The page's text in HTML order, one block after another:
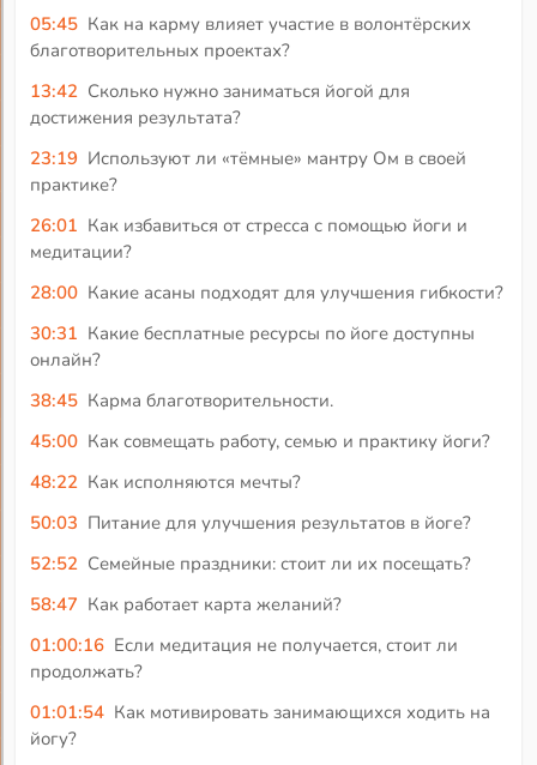
05:45 Как на карму влияет участие в волонтёрских
благотворительных проектах?
13:42 Сколько нужно заниматься йогой для
достижения результата?
23:19 Используют ли «тёмные» мантру Ом в своей
практике?
26:01 Как избавиться от стресса с помощью йоги и
медитации?
28:00 Какие асаны подходят для улучшения гибкости?
30:31 Какие бесплатные ресурсы по йоге доступны
онлайн?
38:45 Карма благотворительности.
45:00 Как совмещать работу, семью и практику йоги?
48:22 Как исполняются мечты?
50:03 Питание для улучшения результатов в йоге?
52:52 Семейные праздники: стоит ли их посещать?
58:47 Как работает карта желаний?
01:00:16 Если медитация не получается, стоит ли
продолжать?
01:01:54 Как мотивировать занимающихся ходить на
йогу?